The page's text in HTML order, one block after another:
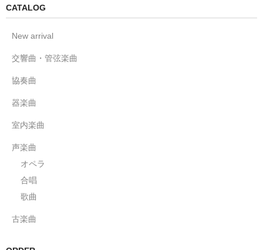
CATALOG
New arrival
交響曲・管弦楽曲
協奏曲
器楽曲
室内楽曲
声楽曲
オペラ
合唱
歌曲
古楽曲